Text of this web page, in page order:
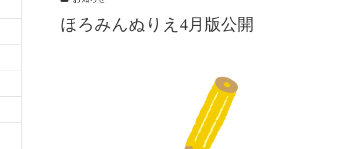
ほろみんぬりえ4月版公開